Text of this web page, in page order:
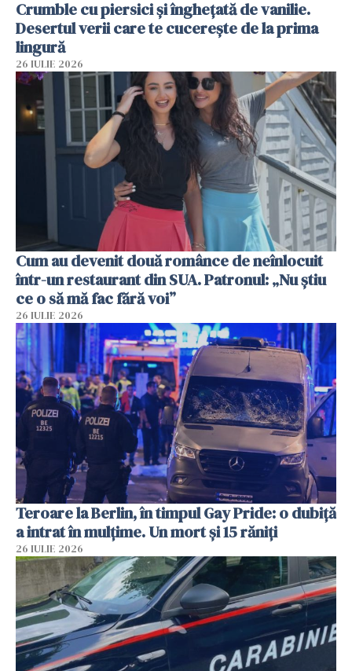
Crumble cu piersici și înghețată de vanilie.
Desertul verii care te cucerește de la prima
lingură
26 IULIE 2026
Cum au devenit două românce de neînlocuit
într-un restaurant din SUA. Patronul: „Nu știu
ce o să mă fac fără voi”
26 IULIE 2026
Teroare la Berlin, în timpul Gay Pride: o dubiță
a intrat în mulțime. Un mort și 15 răniți
26 IULIE 2026